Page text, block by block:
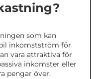
som kan
inkomstström för
vara attraktiva för
inkomster eller
pengar över.